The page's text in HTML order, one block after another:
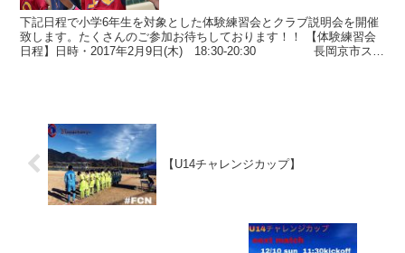
下記日程で小学6年生を対象とした体験練習会とクラブ説明会を開催
致します。たくさんのご参加お待ちしております！！ 【体験練習会
日程】日時・2017年2月9日(木) 18:30-20:30 長岡京市スポ
【U14チャレンジカップ】